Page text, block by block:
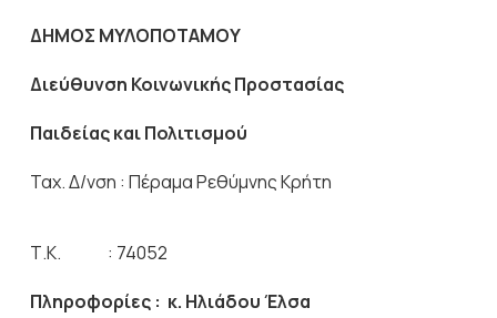
ΔΗΜΟΣ ΜΥΛΟΠΟΤΑΜΟΥ
Διεύθυνση Κοινωνικής Προστασίας
Παιδείας και Πολιτισμού
Ταχ. Δ/νση : Πέραμα Ρεθύμνης Κρήτη
Τ.Κ. : 74052
Πληροφορίες : κ. Ηλιάδου Έλσα